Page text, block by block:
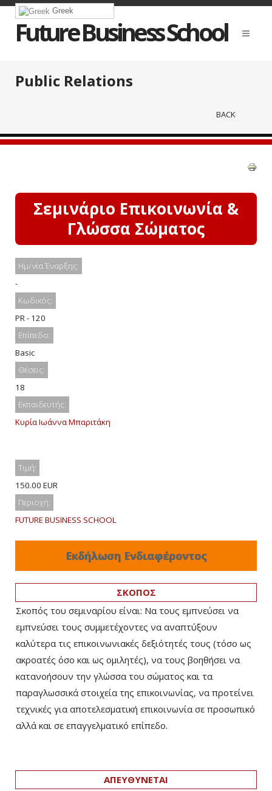
Greek
Future Business School
Public Relations
BACK
Σεμινάριο Επικοινωνία &
Γλώσσα Σώματος
Ημ/νία Έναρξης:
-
Κωδικός:
PR - 120
Επίπεδο:
Basic
Θέσεις:
18
Εκπαιδευτής:
Κυρία Ιωάννα Μπαριτάκη
Τιμή:
150.00 EUR
Περιοχή:
FUTURE BUSINESS SCHOOL
Εκδήλωση Ενδιαφέροντος
ΣΚΟΠΟΣ
Σκοπός του σεμιναρίου είναι: Να τους εμπνεύσει να
εμπνεύσει τους συμμετέχοντες να αναπτύξουν
καλύτερα τις επικοινωνιακές δεξιότητές τους (τόσο ως
ακροατές όσο και ως ομιλητές), να τους βοηθήσει να
κατανοήσουν την γλώσσα του σώματος και τα
παραγλωσσικά στοιχεία της επικοινωνίας, να προτείνει
τεχνικές για αποτελεσματική επικοινωνία σε προσωπικό
αλλά και σε επαγγελματικό επίπεδο.
ΑΠΕΥΘΥΝΕΤΑΙ